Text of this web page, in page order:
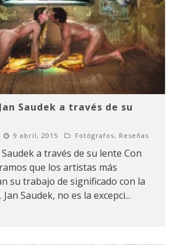
Saudek a través de su
9 abril, 2015 Fotógrafos, Reseñas
a través de su lente Con
que los artistas más
su trabajo de significado con la
Saudek, no es la excepci...